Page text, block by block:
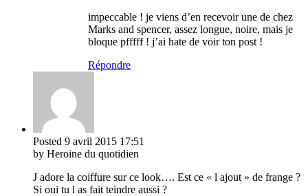
impeccable ! je viens d’en recevoir une de chez
Marks and spencer, assez longue, noire, mais je
bloque pfffff ! j’ai hate de voir ton post !
Répondre
Posted 9 avril 2015 17:51
by Heroine du quotidien
J adore la coiffure sur ce look…. Est ce « l ajout » de frange ?
Si oui tu l as fait teindre aussi ?